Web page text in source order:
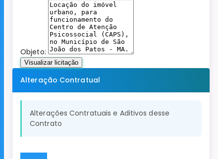
Objeto:
Visualizar licitação
Alteração Contratual
Alterações Contratuais e Aditivos desse
Contrato